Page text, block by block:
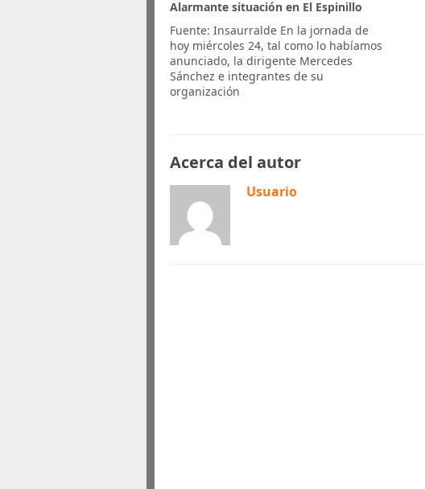
Alarmante situación en El Espinillo
Fuente: Insaurralde En la jornada de
hoy miércoles 24, tal como lo habíamos
anunciado, la dirigente Mercedes
Sánchez e integrantes de su
organización
Acerca del autor
Usuario